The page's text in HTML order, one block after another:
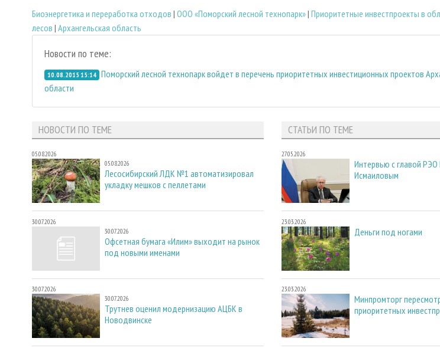
Биoэнергетика и переработка отходов | ООО «Поморский лесной технопарк»| Приоритетные инвестпроекты в
лесов | Архангельская область
Новости по теме:
10.08.2015 15:14 Поморский лесной технопарк войдет в перечень приоритетных инвестиционных проектов
области
НОВОСТИ ПО ТЕМЕ
05.08.2026
05.08.2026
Лесосибирский ЛДК №1 автоматизировал
укладку мешков с пеллетами
30.07.2026
30.07.2026
Офсетная бумага «Илим» выходит на рынок
под новыми именами
30.07.2026
30.07.2026
Трутнев оценил модернизацию АЦБК в
Новодвинске
СТАТЬИ ПО ТЕМЕ
27.05.2026
Интервью с главой
Исмаиловым
23.03.2026
Деньги под ногами
23.03.2026
Минпромторг
приоритетных